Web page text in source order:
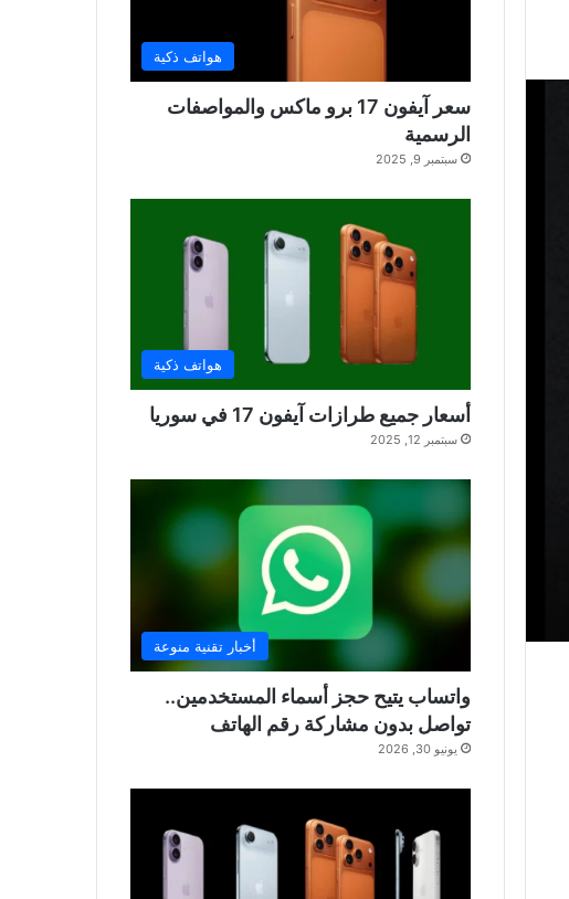
هواتف ذكية
سعر آيفون 17 برو ماكس والمواصفات
الرسمية
سبتمبر 9, 2025
هواتف ذكية
أسعار جميع طرازات آيفون 17 في سوريا
سبتمبر 12, 2025
أخبار تقنية منوعة
واتساب يتيح حجز أسماء المستخدمين..
تواصل بدون مشاركة رقم الهاتف
يونيو 30, 2026